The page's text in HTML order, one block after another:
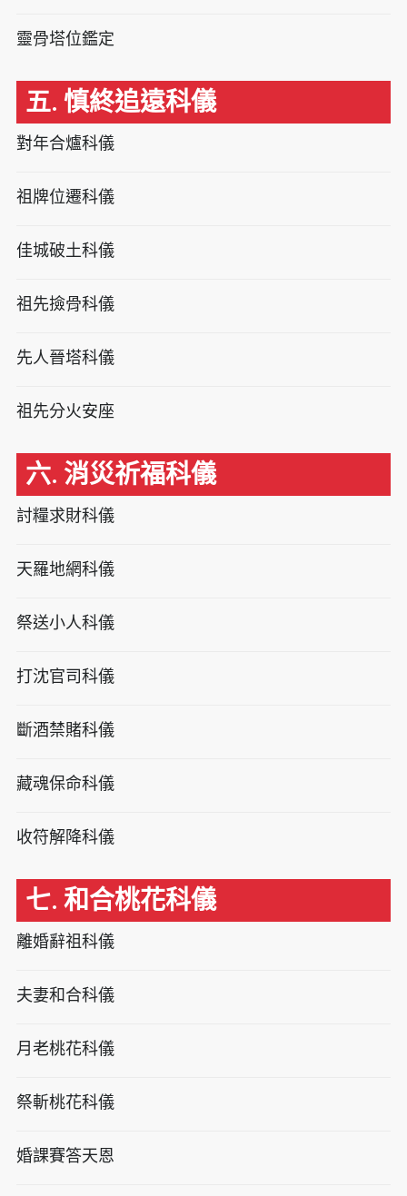
靈骨塔位鑑定
五. 慎終追遠科儀
對年合爐科儀
祖牌位遷科儀
佳城破土科儀
祖先撿骨科儀
先人晉塔科儀
祖先分火安座
六. 消災祈福科儀
討糧求財科儀
天羅地網科儀
祭送小人科儀
打沈官司科儀
斷酒禁賭科儀
藏魂保命科儀
收符解降科儀
七. 和合桃花科儀
離婚辭祖科儀
夫妻和合科儀
月老桃花科儀
祭斬桃花科儀
婚課賽答天恩